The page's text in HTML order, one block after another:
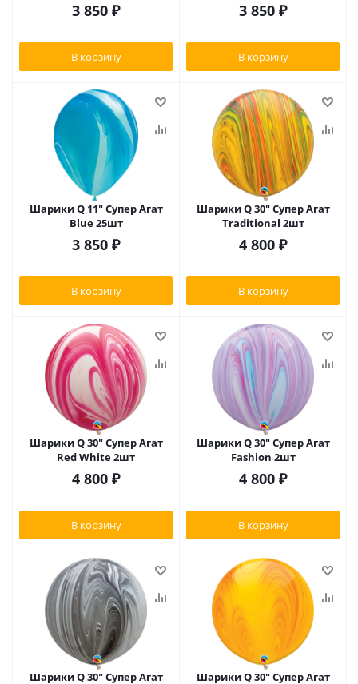
3 850 ₽
В корзину
3 850 ₽
В корзину
Шарики Q 11" Супер Агат
Blue 25шт
3 850 ₽
В корзину
Шарики Q 30" Супер Агат
Traditional 2шт
4 800 ₽
В корзину
Шарики Q 30" Супер Агат
Red White 2шт
4 800 ₽
В корзину
Шарики Q 30" Супер Агат
Fashion 2шт
4 800 ₽
В корзину
Шарики Q 30" Супер Агат Шарики Q 30" Супер Агат